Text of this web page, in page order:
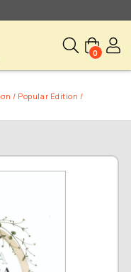
0
/ Popular Edition /